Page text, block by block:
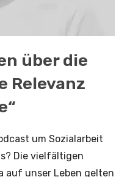
über die
Relevanz
um Sozialarbeit
Die vielfältigen
auf unser Leben gelten